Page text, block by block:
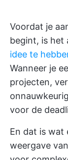
Voordat je
begint, is het
idee te
Wanneer je
projecten,
voor de
En dat is wat
weergave